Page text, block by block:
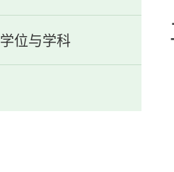
学位与学科